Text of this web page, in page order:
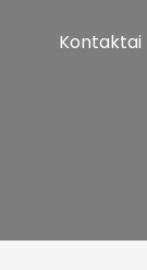
Kontaktai